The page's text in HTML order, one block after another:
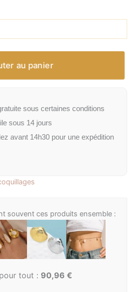
au panier
sous certaines conditions
sous 14 jours
avant 14h30 pour une expédition
souvent ces produits ensemble :
tout : 90,96 €